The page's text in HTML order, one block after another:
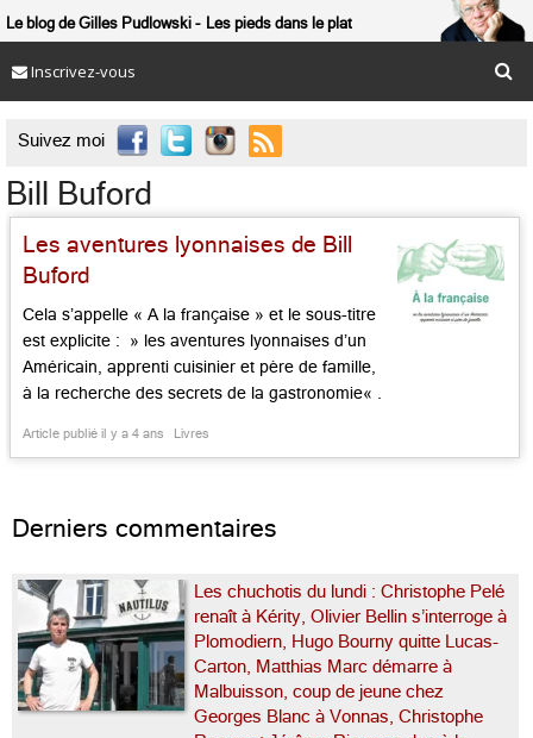
Le blog de Gilles Pudlowski Les pieds dans le plat
Inscrivez-vous
Suivez moi 
Bill Buford
Les aventures lyonnaises de Bill
Buford
Cela s’appelle « A la française » et le sous-titre
est explicite : » les aventures lyonnaises d’un
Américain, apprenti cuisinier et père de famille,
à la recherche des secrets de la gastronomie« .
brûlant », sur l’apprentissage de la cuisine
Article publié il y a 4 ans Livres
Derniers commentaires
Les chuchotis du lundi : Christophe Pelé
renaît à Kérity, Olivier Bellin s’interroge à
Plomodiern, Hugo Bourny quitte Lucas-
Carton, Matthias Marc démarre à
Malbuisson, coup de jeune chez
Georges Blanc à Vonnas, Christophe